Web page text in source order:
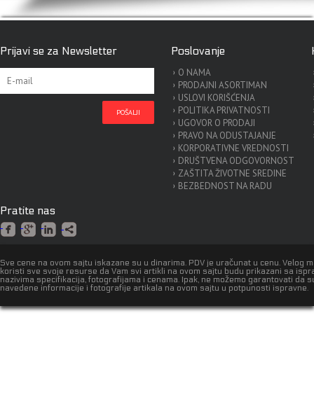
Prijavi se za Newsletter Poslovanje
O NAMA
PRODAJNI ASORTIMAN
USLOVI KORIŠĆENJA
POLITIKA PRIVATNOSTI
UGOVOR O PRODAJI
PRAVO NA ODUSTAJANJE
KORPORATIVNE VREDNOSTI
DRUŠTVENA ODGOVORNOST
ZAŠTITA ŽIVOTNE SREDINE
BEZBEDNOST NA RADU
Pratite nas
Sve cene na ovom sajtu iskazane su u dinarima. PDV je uračunat u cenu. Velog
koristi sve svoje resurse da Vam svi artikli na ovom sajtu budu prikazani sa
nazivima specifikacija, fotografijama i cenama. Ipak, ne možemo garantovati da
navedene informacije i fotografije artikala na ovom sajtu u potpunosti ispravne.